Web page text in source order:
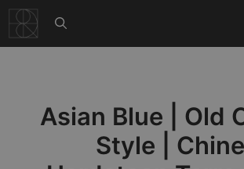
naar
de
Asian Blue | Old
Style |